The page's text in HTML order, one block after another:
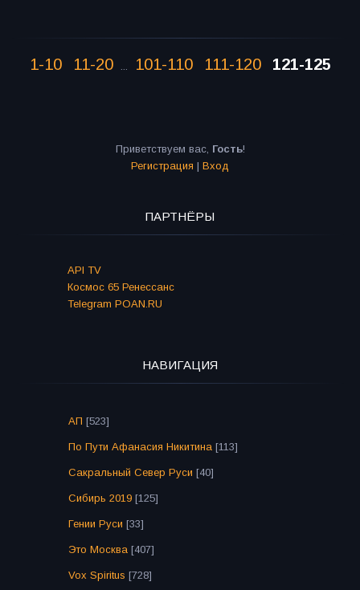
1-10 11-20 ... 101-110 111-120 121-125
Приветствуем вас, Гость!
Регистрация | Вход
ПАРТНЁРЫ
API TV
Космос 65 Ренессанс
Telegram POAN.RU
НАВИГАЦИЯ
АП [523]
По Пути Афанасия Никитина [113]
Сакральный Север Руси [40]
Сибирь 2019 [125]
Гении Руси [33]
Это Москва [407]
Vox Spiritus [728]